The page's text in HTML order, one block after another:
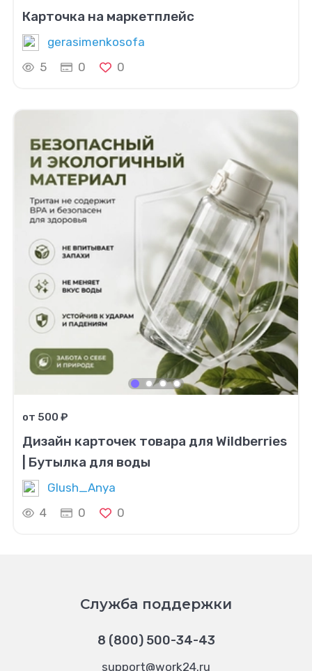
Карточка на маркетплейс
gerasimenkosofa
5
0 0
от 500 ₽
Дизайн карточек товара для Wildberries
| Бутылка для воды
Glush_Anya
4
0 0
Служба поддержки
8 (800) 500-34-43
support@work24.ru